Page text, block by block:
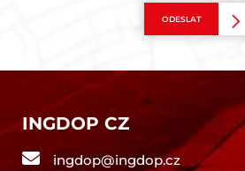
ODESLAT
INGDOP CZ
ingdop@ingdop.cz